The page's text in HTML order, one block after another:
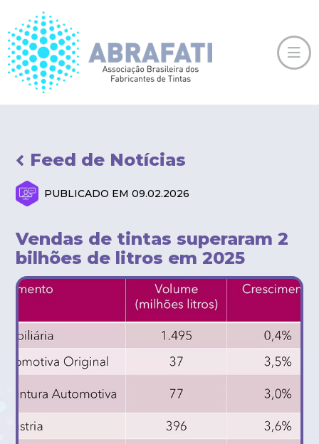
Feed de Notícias
PUBLICADO EM 09.02.2026
Vendas de tintas superaram 2
bilhões de litros em 2025